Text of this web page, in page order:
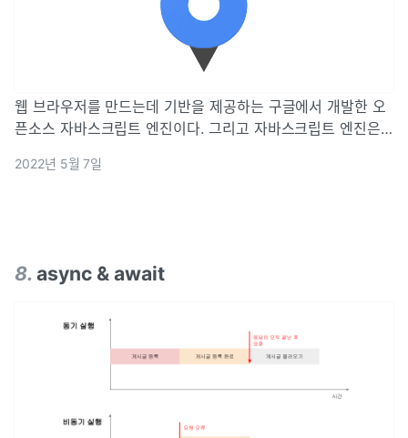
웹 브라우저를 만드는데 기반을 제공하는 구글에서 개발한 오
픈소스 자바스크립트 엔진이다. 그리고 자바스크립트 엔진은
말한다. 자바스크립트 엔진은 표준적인 인터프리터로 구현될
2022년 5월 7일
8. async & await